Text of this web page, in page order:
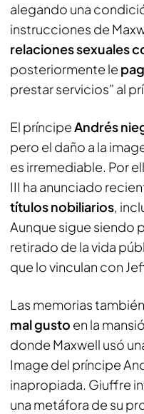
alegando una
instrucciones de
relaciones sexuales
posteriormente le
prestar servicios” al
El príncipeAndrés
pero el daño a la
es irremediable. Por
III ha anunciado
títulos nobiliarios,
Aunque sigue siendo
retirado de la vida
que lo vinculan con
Las memorias
mal gusto en la
donde Maxwell usó
Image del príncipe
inapropiada. Giuffre
una metáfora de su